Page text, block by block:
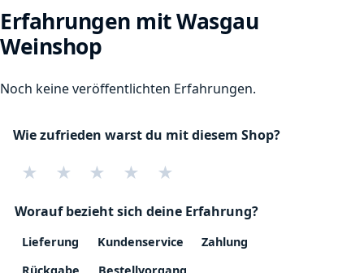
Erfahrungen mit Wasgau
Weinshop
Noch keine veröffentlichten Erfahrungen.
Wie zufrieden warst du mit diesem Shop?
★ ★ ★ ★ ★
Worauf bezieht sich deine Erfahrung?
Lieferung Kundenservice
Zahlung